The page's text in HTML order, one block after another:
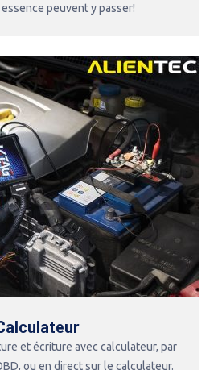
peuvent y passer!
et écriture avec calculateur, par
ou en direct sur le calculateur.